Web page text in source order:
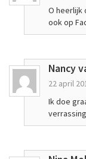
O heerlijk
ook op
Nancy
22 april
Ik doe